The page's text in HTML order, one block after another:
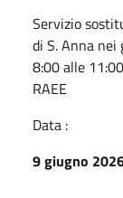
Servizio
di S. Anna
8:00 alle
RAEE
Data :
9 giugno